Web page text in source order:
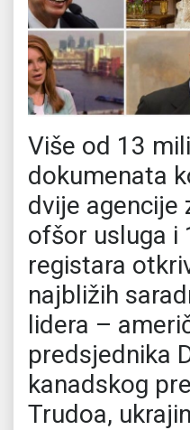
Više od 13
dokumenata
dvije agencije
ofšor usluga i
registara
najbližih
lidera –
predsjednika
kanadskog
Trudoa,